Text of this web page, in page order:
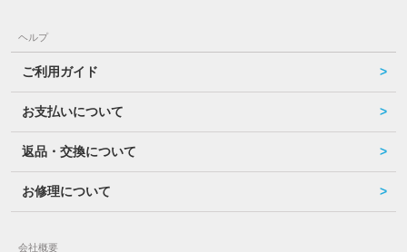
ヘルプ
ご利用ガイド
お支払いについて
返品・交換について
お修理について
会社概要